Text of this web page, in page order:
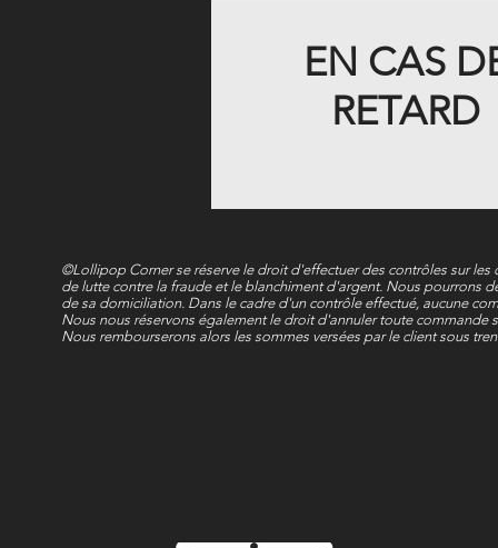
EN CAS
RETARD
©Lollipop Corner se réserve le droit d'effectuer des contrôles sur
de lutte contre la fraude et le blanchiment d'argent. Nous pourrons
de sa domiciliation. Dans le cadre d'un contrôle effectué, aucune
Nous nous réservons également le droit d'annuler toute
Nous rembourserons alors les sommes versées par le client sous